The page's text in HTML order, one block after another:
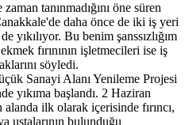
tanınmadığını öne süren
daha önce de iki iş yeri
yıkılıyor. Bu benim şanssızlığım
fırınının işletmecileri ise iş
söyledi.
Sanayi Alanı Yenileme Projesi
yıkıma başlandı. 2 Haziran
ilk olarak içerisinde fırıncı,
ustalarının bulunduğu